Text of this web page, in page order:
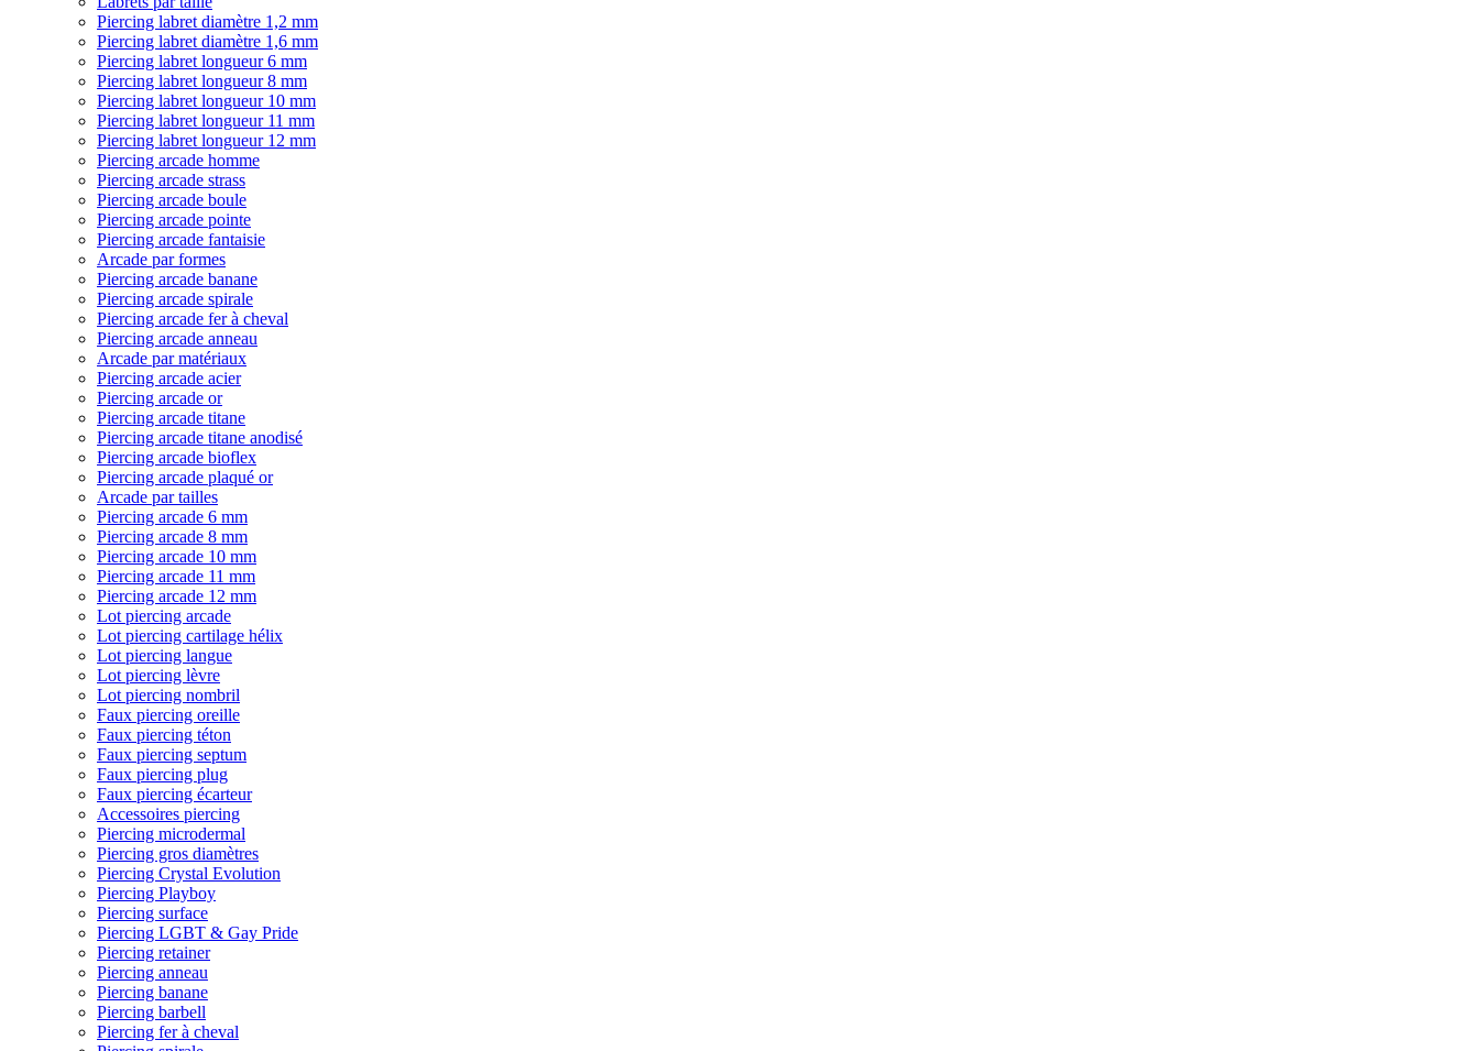
Piercing labret diamètre 1,2 mm
Piercing labret diamètre 1,6 mm
Piercing labret longueur 6 mm
Piercing labret longueur 8 mm
Piercing labret longueur 10 mm
Piercing labret longueur 11 mm
Piercing labret longueur 12 mm
Piercing arcade homme
Piercing arcade strass
Piercing arcade boule
Piercing arcade pointe
Piercing arcade fantaisie
Arcade par formes
Piercing arcade banane
Piercing arcade spirale
Piercing arcade fer à cheval
Piercing arcade anneau
Arcade par matériaux
Piercing arcade acier
Piercing arcade or
Piercing arcade titane
Piercing arcade titane anodisé
Piercing arcade bioflex
Piercing arcade plaqué or
Arcade par tailles
Piercing arcade 6 mm
Piercing arcade 8 mm
Piercing arcade 10 mm
Piercing arcade 11 mm
Piercing arcade 12 mm
Lot piercing arcade
Lot piercing cartilage hélix
Lot piercing langue
Lot piercing lèvre
Lot piercing nombril
Faux piercing oreille
Faux piercing téton
Faux piercing septum
Faux piercing plug
Faux piercing écarteur
Accessoires piercing
Piercing microdermal
Piercing gros diamètres
Piercing Crystal Evolution
Piercing Playboy
Piercing surface
Piercing LGBT & Gay Pride
Piercing retainer
Piercing anneau
Piercing banane
Piercing barbell
Piercing fer à cheval